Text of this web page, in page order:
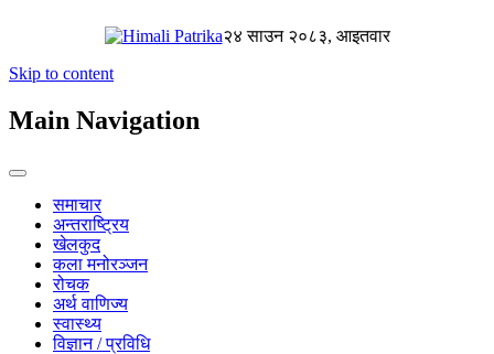
२४ साउन २०८३, आइतवार
Skip to content
Main Navigation
समाचार
अन्तराष्ट्रिय
खेलकुद
कला मनोरञ्जन
रोचक
अर्थ वाणिज्य
स्वास्थ्य
विज्ञान / प्रविधि